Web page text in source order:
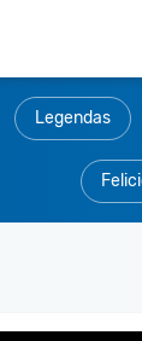
Legendas